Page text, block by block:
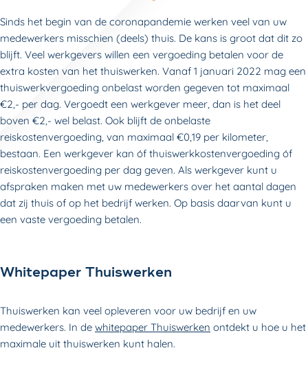
Sinds het begin van de coronapandemie werken veel van uw
medewerkers misschien (deels) thuis. De kans is groot dat dit zo
blijft. Veel werkgevers willen een vergoeding betalen voor de
extra kosten van het thuiswerken. Vanaf 1 januari 2022 mag een
thuiswerkvergoeding onbelast worden gegeven tot maximaal
€2,- per dag. Vergoedt een werkgever meer, dan is het deel
boven €2,- wel belast. Ook blijft de onbelaste
reiskostenvergoeding, van maximaal €0,19 per kilometer,
bestaan. Een werkgever kan óf thuiswerkkostenvergoeding óf
reiskostenvergoeding per dag geven. Als werkgever kunt u
afspraken maken met uw medewerkers over het aantal dagen
dat zij thuis of op het bedrijf werken. Op basis daarvan kunt u
een vaste vergoeding betalen.
Whitepaper Thuiswerken
Thuiswerken kan veel opleveren voor uw bedrijf en uw
medewerkers. In de whitepaper Thuiswerken ontdekt u hoe u het
maximale uit thuiswerken kunt halen.